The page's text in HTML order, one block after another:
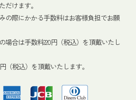
だけます。
の際にかかる手数料はお客様負担でお願
場合は手数料220円（税込）を頂戴いたし
（税込）を頂戴いたします。